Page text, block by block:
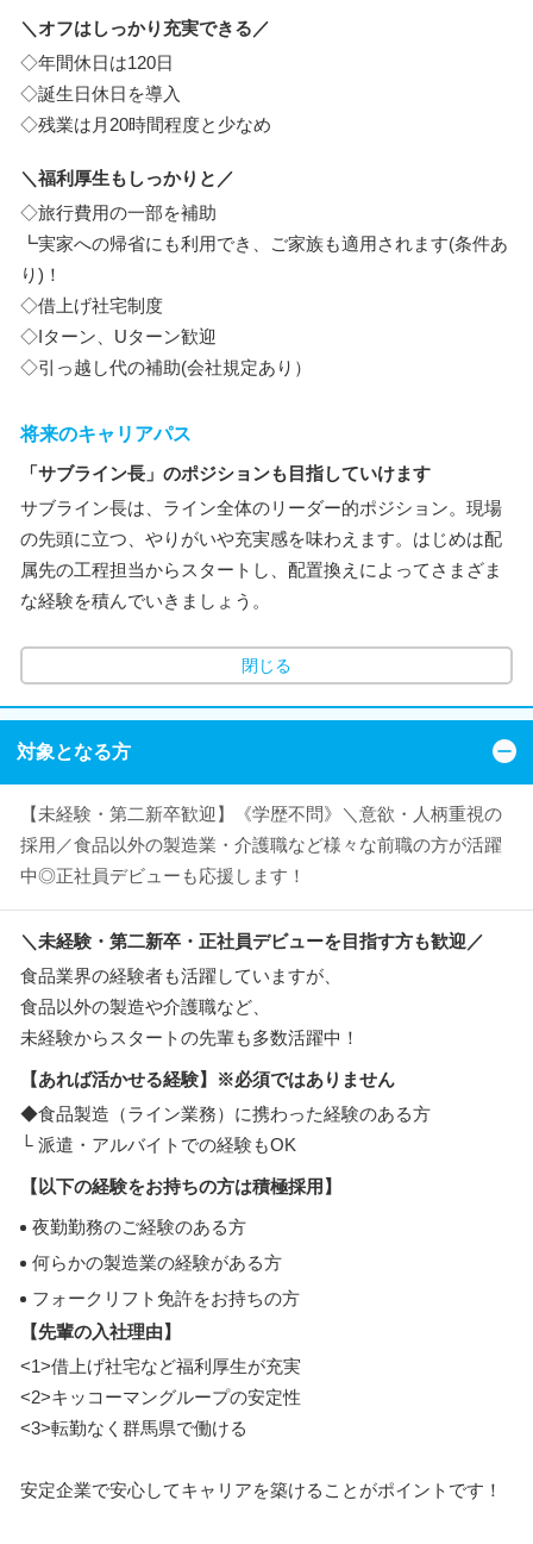
＼オフはしっかり充実できる／
◇年間休日は120日
◇誕生日休日を導入
◇残業は月20時間程度と少なめ
＼福利厚生もしっかりと／
◇旅行費用の一部を補助
┗実家への帰省にも利用でき、ご家族も適用されます(条件あ
り)！
◇借上げ社宅制度
◇Iターン、Uターン歓迎
◇引っ越し代の補助(会社規定あり）
将来のキャリアパス
「サブライン長」のポジションも目指していけます
サブライン長は、ライン全体のリーダー的ポジション。現場
の先頭に立つ、やりがいや充実感を味わえます。はじめは配
属先の工程担当からスタートし、配置換えによってさまざま
な経験を積んでいきましょう。
閉じる
対象となる方
【未経験・第二新卒歓迎】《学歴不問》＼意欲・人柄重視の
採用／食品以外の製造業・介護職など様々な前職の方が活躍
中◎正社員デビューも応援します！
＼未経験・第二新卒・正社員デビューを目指す方も歓迎／
食品業界の経験者も活躍していますが、
食品以外の製造や介護職など、
未経験からスタートの先輩も多数活躍中！
【あれば活かせる経験】※必須ではありません
◆食品製造（ライン業務）に携わった経験のある方
└ 派遣・アルバイトでの経験もOK
【以下の経験をお持ちの方は積極採用】
夜勤勤務のご経験のある方
何らかの製造業の経験がある方
フォークリフト免許をお持ちの方
【先輩の入社理由】
<1>借上げ社宅など福利厚生が充実
<2>キッコーマングループの安定性
<3>転勤なく群馬県で働ける
安定企業で安心してキャリアを築けることがポイントです！